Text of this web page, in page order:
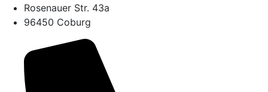
Rosenauer Str. 43a
96450 Coburg